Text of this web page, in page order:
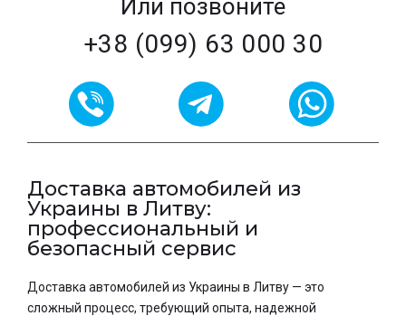
Или позвоните
+38 (099) 63 000 30
Доставка автомобилей из
Украины в Литву:
профессиональный и
безопасный сервис
Доставка автомобилей из Украины в Литву — это
сложный процесс, требующий опыта, надежной